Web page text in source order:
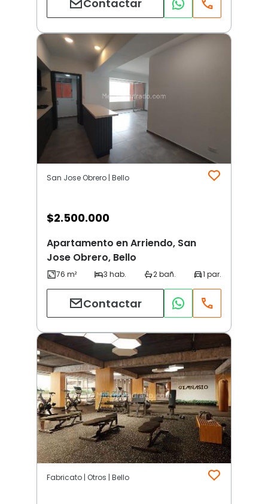
Contactar
San Jose Obrero | Bello
$2.500.000
Apartamento en Arriendo, San
Jose Obrero, Bello
Contactar
Fabricato | Otros | Bello